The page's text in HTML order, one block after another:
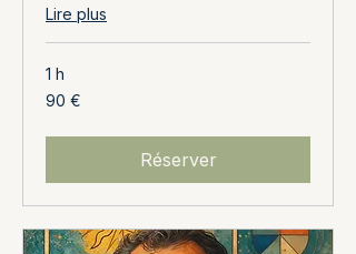
Lire plus
1 h
90
euros
90 €
Réserver